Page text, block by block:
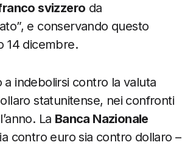
svizzero da
e conservando questo
14 dicembre.
indebolirsi contro la valuta
statunitense, nei confronti
La Banca Nazionale
contro euro sia contro dollaro –